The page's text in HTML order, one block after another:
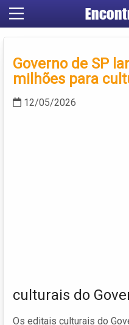
Governo de SP
milhões para
12/05/2026
culturais do
Os editais culturais do